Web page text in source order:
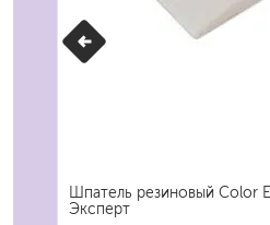
Шпатель резиновый Color
Эксперт